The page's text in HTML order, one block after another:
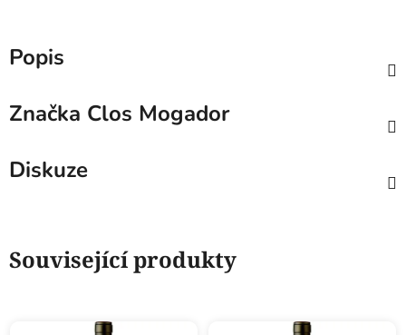
Popis
Značka Clos Mogador
Diskuze
Související produkty